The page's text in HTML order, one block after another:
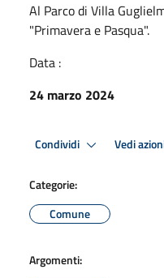
Al Parco di Villa
"Primavera e Pasqua".
Data :
24 marzo 2024
Condividi Vedi
Categorie:
Comune
Argomenti: